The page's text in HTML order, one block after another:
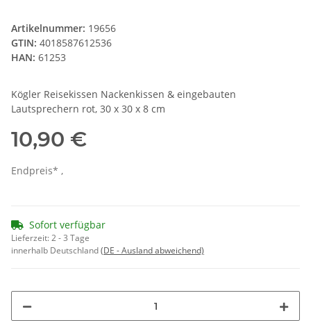
Artikelnummer: 19656
GTIN: 4018587612536
HAN: 61253
Kögler Reisekissen Nackenkissen & eingebauten
Lautsprechern rot, 30 x 30 x 8 cm
10,90 €
Endpreis* ,
Sofort verfügbar
Lieferzeit:2 - 3 Tage
innerhalb Deutschland(DE - Ausland abweichend)